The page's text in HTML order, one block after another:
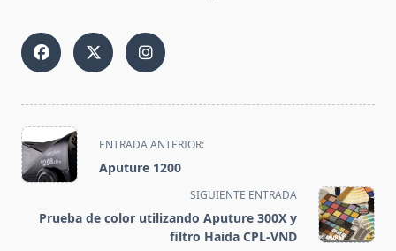
<span
class="nav-
subtitle
reader-
ENTRADA ANTERIOR:
Aputure 1200
SIGUIENTE ENTRADA
Prueba de color utilizando Aputure 300X y
filtro Haida CPL-VND